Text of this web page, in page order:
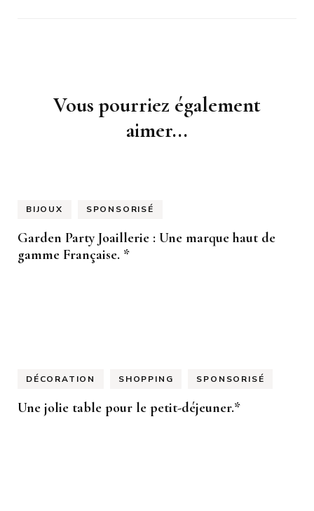
Navigation
Vous pourriez également
aimer...
BIJOUX SPONSORISÉ
Garden Party Joaillerie : Une marque haut de
gamme Française. *
DÉCORATION SHOPPING SPONSORISÉ
Une jolie table pour le petit-déjeuner.*